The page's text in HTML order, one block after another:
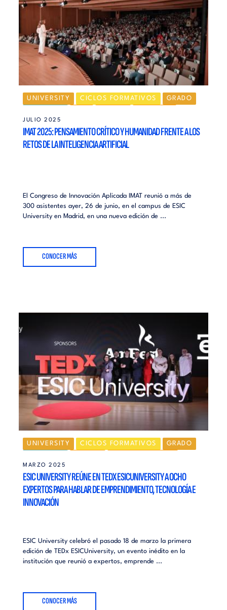
UNIVERSITY CICLOS FORMATIVOS
GRADO
JULIO 2025
IMAT 2025: PENSAMIENTO CRÍTICO Y HUMANIDAD FRENTE A LOS
RETOS DE LA INTELIGENCIA ARTIFICIAL
El Congreso de Innovación Aplicada IMAT reunió a más de
300 asistentes ayer, 26 de junio, en el campus de ESIC
University en Madrid, en una nueva edición de ...
CONOCER MÁS
UNIVERSITY CICLOS FORMATIVOS
GRADO
MARZO 2025
ESIC UNIVERSITY REÚNE EN TEDX ESICUNIVERSITY A OCHO
EXPERTOS PARA HABLAR DE EMPRENDIMIENTO, TECNOLOGÍA E
INNOVACIÓN
ESIC University celebró el pasado 18 de marzo la primera
edición de TEDx ESICUniversity, un evento inédito en la
institución que reunió a expertos, emprende ...
CONOCER MÁS